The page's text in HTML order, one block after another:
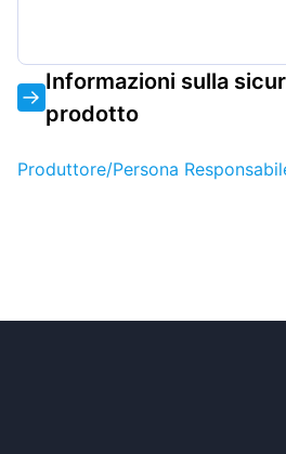
Informazioni sulla
prodotto
Produttore/Persona